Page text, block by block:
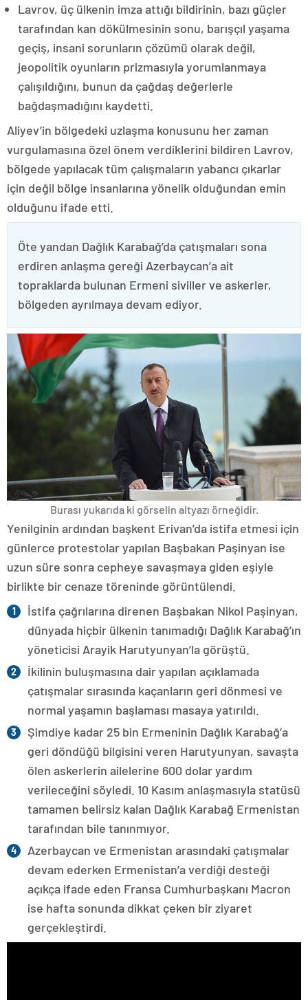
Lavrov, üç ülkenin imza attığı bildirinin, bazı güçler
tarafından kan dökülmesinin sonu, barışçıl yaşama
geçiş, insani sorunların çözümü olarak değil,
jeopolitik oyunların prizmasıyla yorumlanmaya
çalışıldığını, bunun da çağdaş değerlerle
bağdaşmadığını kaydetti.
Aliyev’in bölgedeki uzlaşma konusunu her zaman
vurgulamasına özel önem verdiklerini bildiren Lavrov,
bölgede yapılacak tüm çalışmaların yabancı çıkarlar
için değil bölge insanlarına yönelik olduğundan emin
olduğunu ifade etti.
Öte yandan Dağlık Karabağ’da çatışmaları sona
erdiren anlaşma gereği Azerbaycan’a ait
topraklarda bulunan Ermeni siviller ve askerler,
bölgeden ayrılmaya devam ediyor.
Burası yukarıda ki görselin altyazı örneğidir.
Yenilginin ardından başkent Erivan’da istifa etmesi için
günlerce protestolar yapılan Başbakan Paşinyan ise
uzun süre sonra cepheye savaşmaya giden eşiyle
birlikte bir cenaze töreninde görüntülendi.
İstifa çağrılarına direnen Başbakan Nikol Paşinyan,
dünyada hiçbir ülkenin tanımadığı Dağlık Karabağ’ın
yöneticisi Arayik Harutyunyan’la görüştü.
İkilinin buluşmasına dair yapılan açıklamada
çatışmalar sırasında kaçanların geri dönmesi ve
normal yaşamın başlaması masaya yatırıldı.
Şimdiye kadar 25 bin Ermeninin Dağlık Karabağ’a
geri döndüğü bilgisini veren Harutyunyan, savaşta
ölen askerlerin ailelerine 600 dolar yardım
verileceğini söyledi. 10 Kasım anlaşmasıyla statüsü
tamamen belirsiz kalan Dağlık Karabağ Ermenistan
tarafından bile tanınmıyor.
Azerbaycan ve Ermenistan arasındaki çatışmalar
devam ederken Ermenistan’a verdiği desteği
açıkça ifade eden Fransa Cumhurbaşkanı Macron
ise hafta sonunda dikkat çeken bir ziyaret
gerçekleştirdi.